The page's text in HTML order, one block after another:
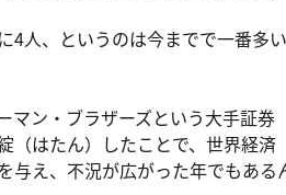
4人、というのは今までで一番多
マン・ブラザーズという大手証券
（はたん）したことで、世界経済
与え、不況が広がった年でもある